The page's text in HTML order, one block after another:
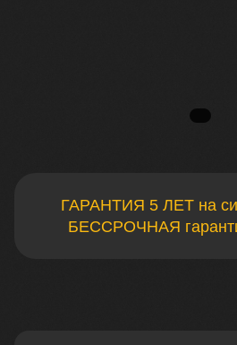
ГАРАНТИЯ 5 ЛЕТ на
БЕССРОЧНАЯ